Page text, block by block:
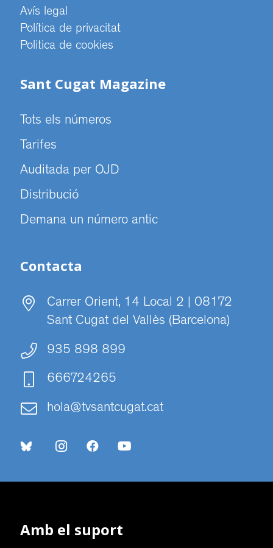
Avís legal
Política de privacitat
Politica de cookies
Sant Cugat Magazine
Tots els números
Tarifes
Auditada per OJD
Distribució
Demana un número antic
Contacta
Carrer Orient, 14 Local 2 | 08172
Sant Cugat del Vallès (Barcelona)
935 898 899
666724265
hola@tvsantcugat.cat
Amb el suport